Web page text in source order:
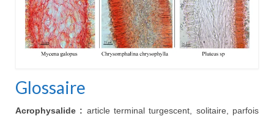
Glossaire
Acrophysalide : article terminal turgescent, solitaire, parfois